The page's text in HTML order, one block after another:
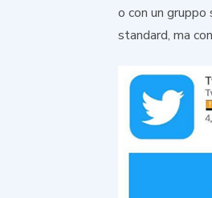
o con un
standard, ma